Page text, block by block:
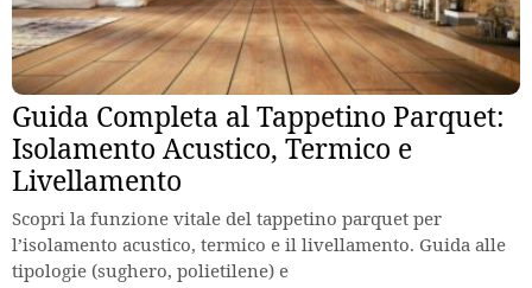
Guida Completa al Tappetino Parquet:
Isolamento Acustico, Termico e
Livellamento
Scopri la funzione vitale del tappetino parquet per
l’isolamento acustico, termico e il livellamento. Guida alle
tipologie (sughero, polietilene) e